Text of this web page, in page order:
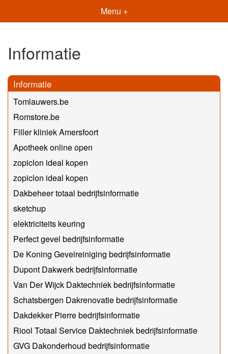
Menu +
Informatie
Informatie
Tomlauwers.be
Romstore.be
Filler kliniek Amersfoort
Apotheek online open
zopiclon ideal kopen
zopiclon ideal kopen
Dakbeheer totaal bedrijfsinformatie
sketchup
elektriciteits keuring
Perfect gevel bedrijfsinformatie
De Koning Gevelreiniging bedrijfsinformatie
Dupont Dakwerk bedrijfsinformatie
Van Der Wijck Daktechniek bedrijfsinformatie
Schatsbergen Dakrenovatie bedrijfsinformatie
Dakdekker Pierre bedrijfsinformatie
Riool Totaal Service Daktechniek bedrijfsinformatie
GVG Dakonderhoud bedrijfsinformatie